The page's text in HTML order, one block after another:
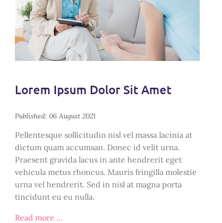
Lorem Ipsum Dolor Sit Amet
Published: 06 August 2021
Pellentesque sollicitudin nisl vel massa lacinia at
dictum quam accumsan. Donec id velit urna.
Praesent gravida lacus in ante hendrerit eget
vehicula metus rhoncus. Mauris fringilla molestie
urna vel hendrerit. Sed in nisl at magna porta
tincidunt eu eu nulla.
Read more …